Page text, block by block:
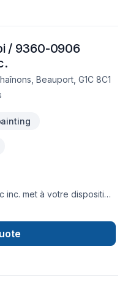
/ 9360-0906
Beauport, G1C 8C1
met à votre disposition
Témiscamingue,Bas
du Québec,Chaudière-
de-la-